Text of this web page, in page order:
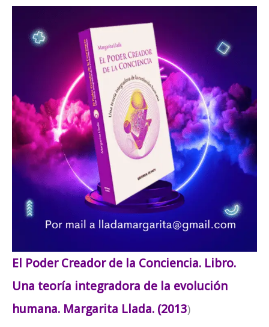
El Poder Creador de la Conciencia. Libro.
Una teoría integradora de la evolución
humana. Margarita Llada. (2013)